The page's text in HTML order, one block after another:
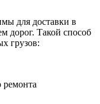
для доставки в
дорог. Такой способ
грузов:
ремонта